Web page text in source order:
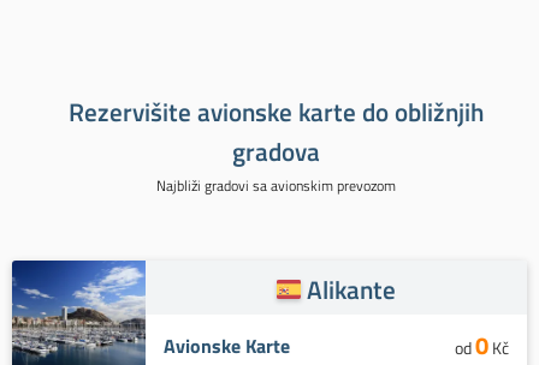
Rezervišite avionske karte do obližnjih
gradova
Najbliži gradovi sa avionskim prevozom
Alikante
Avionske Karte od0Kč